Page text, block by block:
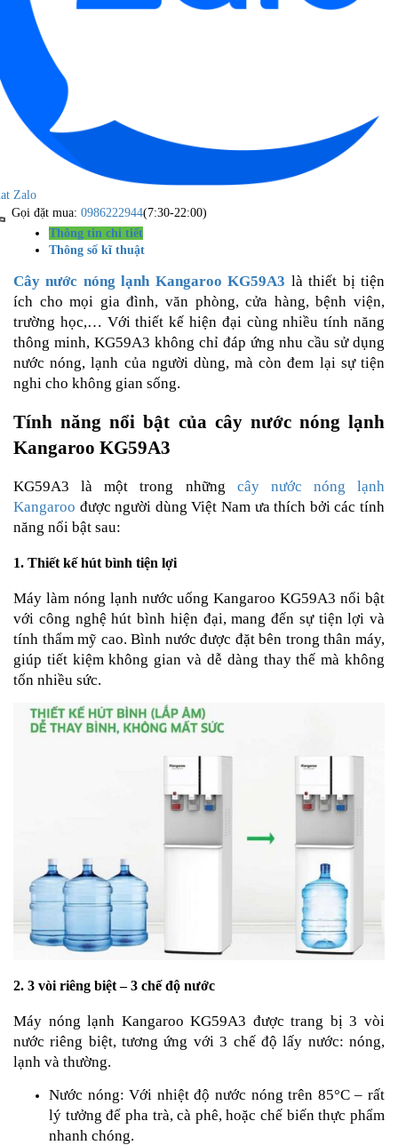
Zalo
Gọi đặt mua: 0986222944(7:30-22:00)
Thông tin chi tiết
Thông số kĩ thuật
Cây nước nóng lạnh Kangaroo KG59A3 là thiết bị tiện
ích cho mọi gia đình, văn phòng, cửa hàng, bệnh viện,
trường học,… Với thiết kế hiện đại cùng nhiều tính năng
thông minh, KG59A3 không chỉ đáp ứng nhu cầu sử dụng
nước nóng, lạnh của người dùng, mà còn đem lại sự tiện
nghi cho không gian sống.
Tính năng nổi bật của cây nước nóng lạnh
Kangaroo KG59A3
KG59A3 là một trong những cây nước nóng lạnh
Kangaroo được người dùng Việt Nam ưa thích bởi các tính
năng nổi bật sau:
1. Thiết kế hút bình tiện lợi
Máy làm nóng lạnh nước uống Kangaroo KG59A3 nổi bật
với công nghệ hút bình hiện đại, mang đến sự tiện lợi và
tính thẩm mỹ cao. Bình nước được đặt bên trong thân máy,
giúp tiết kiệm không gian và dễ dàng thay thế mà không
tốn nhiều sức.
2. 3 vòi riêng biệt – 3 chế độ nước
Máy nóng lạnh Kangaroo KG59A3 được trang bị 3 vòi
nước riêng biệt, tương ứng với 3 chế độ lấy nước: nóng,
lạnh và thường.
Nước nóng: Với nhiệt độ nước nóng trên 85°C – rất
lý tưởng để pha trà, cà phê, hoặc chế biến thực phẩm
nhanh chóng.